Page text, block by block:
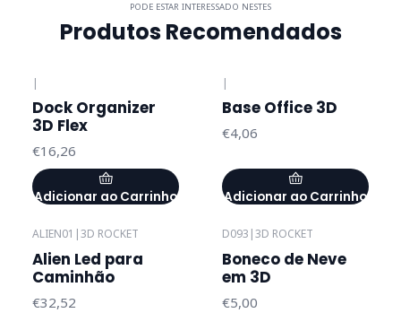
PODE ESTAR INTERESSADO NESTES
Produtos Recomendados
|
Dock Organizer
3D Flex
€16,26
Adicionar ao Carrinho
|
Base Office 3D
€4,06
Adicionar ao Carrinho
ALIEN01 |3D ROCKET
Alien Led para
Caminhão
€32,52
D093 |3D ROCKET
Boneco de Neve
em 3D
€5,00